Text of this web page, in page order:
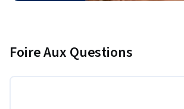
Foire Aux Questions